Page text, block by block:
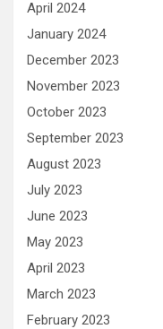
April 2024
January 2024
December 2023
November 2023
October 2023
September 2023
August 2023
July 2023
June 2023
May 2023
April 2023
March 2023
February 2023